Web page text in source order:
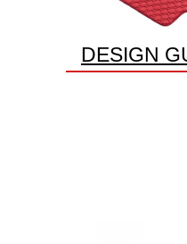
DESIGN